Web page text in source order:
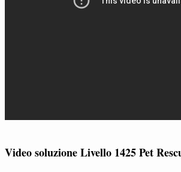
Video soluzione Livello 1425 Pet